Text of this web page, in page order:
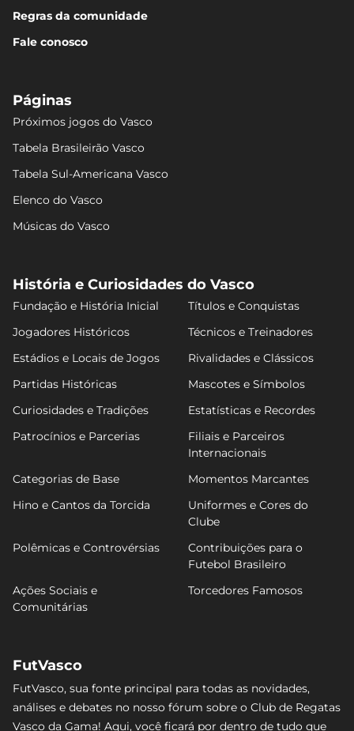
Regras da comunidade
Fale conosco
Páginas
Próximos jogos do Vasco
Tabela Brasileirão Vasco
Tabela Sul-Americana Vasco
Elenco do Vasco
Músicas do Vasco
História e Curiosidades do Vasco
Fundação e História Inicial
Títulos e Conquistas
Jogadores Históricos
Técnicos e Treinadores
Estádios e Locais de Jogos
Rivalidades e Clássicos
Partidas Históricas
Mascotes e Símbolos
Curiosidades e Tradições
Estatísticas e Recordes
Patrocínios e Parcerias
Filiais e Parceiros
Internacionais
Categorias de Base
Momentos Marcantes
Hino e Cantos da Torcida
Uniformes e Cores do
Clube
Polêmicas e Controvérsias
Contribuições para o
Futebol Brasileiro
Ações Sociais e
Comunitárias
Torcedores Famosos
FutVasco
FutVasco, sua fonte principal para todas as novidades,
análises e debates no nosso fórum sobre o Club de Regatas
Vasco da Gama! Aqui, você ficará por dentro de tudo que